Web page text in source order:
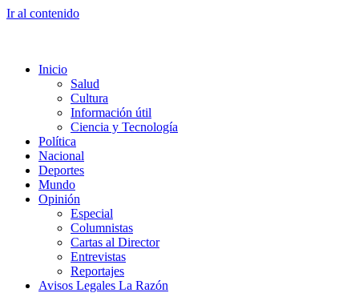
Ir al contenido
Inicio
Salud
Cultura
Información útil
Ciencia y Tecnología
Política
Nacional
Deportes
Mundo
Opinión
Especial
Columnistas
Cartas al Director
Entrevistas
Reportajes
Avisos Legales La Razón